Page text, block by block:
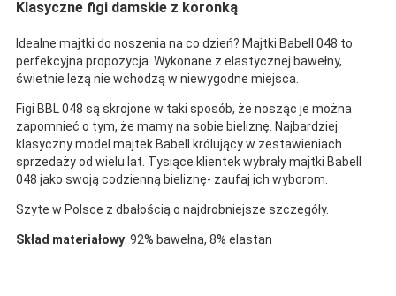
Klasyczne figi damskie z koronką
Idealne majtki do noszenia na co dzień? Majtki Babell 048 to
perfekcyjna propozycja. Wykonane z elastycznej bawełny,
świetnie leżą nie wchodzą w niewygodne miejsca.
Figi BBL 048 są skrojone w taki sposób, że nosząc je można
zapomnieć o tym, że mamy na sobie bieliznę. Najbardziej
klasyczny model majtek Babell królujący w zestawieniach
sprzedaży od wielu lat. Tysiące klientek wybrały majtki Babell
048 jako swoją codzienną bieliznę- zaufaj ich wyborom.
Szyte w Polsce z dbałością o najdrobniejsze szczegóły.
Skład materiałowy: 92% bawełna, 8% elastan